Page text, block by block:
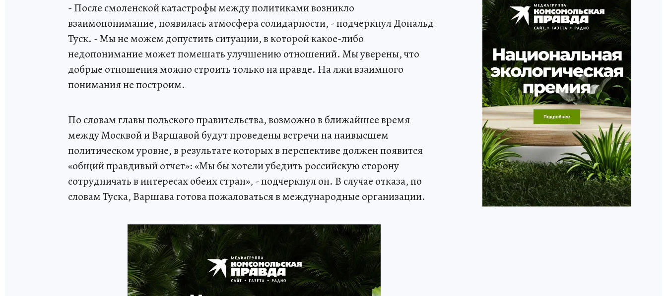
- После смоленской катастрофы между политиками возникло
взаимопонимание, появилась атмосфера солидарности, - подчеркнул Дональд
Туск. - Мы не можем допустить ситуации, в которой какое-либо
недопонимание может помешать улучшению отношений. Мы уверены, что
добрые отношения можно строить только на правде. На лжи взаимного
понимания не построим.
По словам главы польского правительства, возможно в ближайшее время
между Москвой и Варшавой будут проведены встречи на наивысшем
политическом уровне, в результате которых в перспективе должен появится
«общий правдивый отчет»: «Мы бы хотели убедить российскую сторону
сотрудничать в интересах обеих стран», - подчеркнул он. В случае отказа, по
словам Туска, Варшава готова пожаловаться в международные организации.